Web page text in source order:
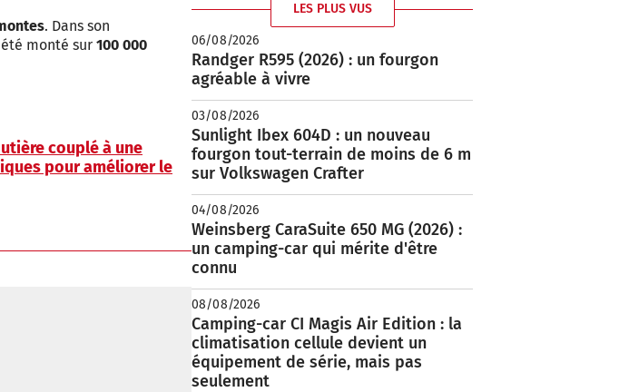
. Dans son
monté sur 100 000
couplé à une
pour améliorer le
LES PLUS VUS
06/08/2026
Randger R595 (2026) : un fourgon
agréable à vivre
03/08/2026
Sunlight Ibex 604D : un nouveau
fourgon tout-terrain de moins de 6 m
sur Volkswagen Crafter
04/08/2026
Weinsberg CaraSuite 650 MG (2026) :
un camping-car qui mérite d'être
connu
08/08/2026
Camping-car CI Magis Air Edition : la
climatisation cellule devient un
équipement de série, mais pas
seulement